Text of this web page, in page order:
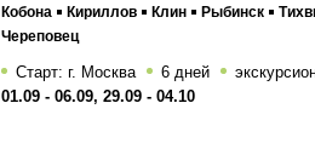
Кобона
Кириллов Клин Рыбинск
Череповец
Старт: г. Москва 6 дней
01.09 - 06.09, 29.09 - 04.10